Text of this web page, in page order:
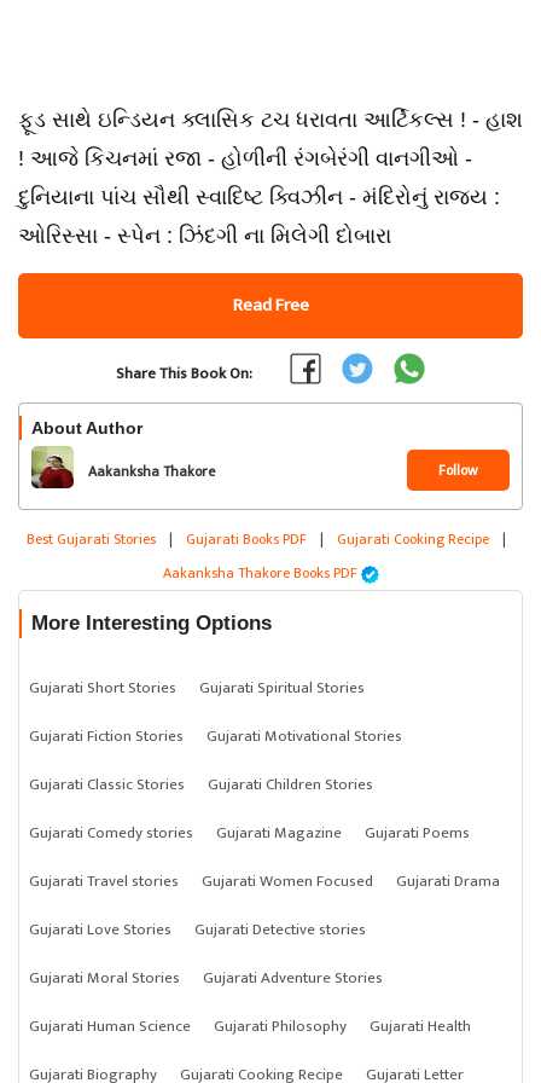
ફૂડ સાથે ઇન્ડિયન ક્લાસિક ટચ ધરાવતા આર્ટિકલ્સ ! - હાશ
! આજે કિચનમાં રજા - હોળીની રંગબેરંગી વાનગીઓ -
દુનિયાના પાંચ સૌથી સ્વાદિષ્ટ ક્વિઝીન - મંદિરોનું રાજ્ય :
ઓરિસ્સા - સ્પેન : ઝિંદગી ના મિલેગી દોબારા
Read Free
Share This Book On:
About Author
Aakanksha Thakore Follow
Best Gujarati Stories | Gujarati Books PDF | Gujarati Cooking Recipe |
Aakanksha Thakore Books PDF
More Interesting Options
Gujarati Short Stories
Gujarati Spiritual Stories
Gujarati Fiction Stories
Gujarati Motivational Stories
Gujarati Classic Stories
Gujarati Children Stories
Gujarati Comedy stories
Gujarati Magazine
Gujarati Poems
Gujarati Travel stories
Gujarati Women Focused
Gujarati Drama
Gujarati Love Stories
Gujarati Detective stories
Gujarati Moral Stories
Gujarati Adventure Stories
Gujarati Human Science
Gujarati Philosophy
Gujarati Health
Gujarati Biography
Gujarati Cooking Recipe Gujarati Letter